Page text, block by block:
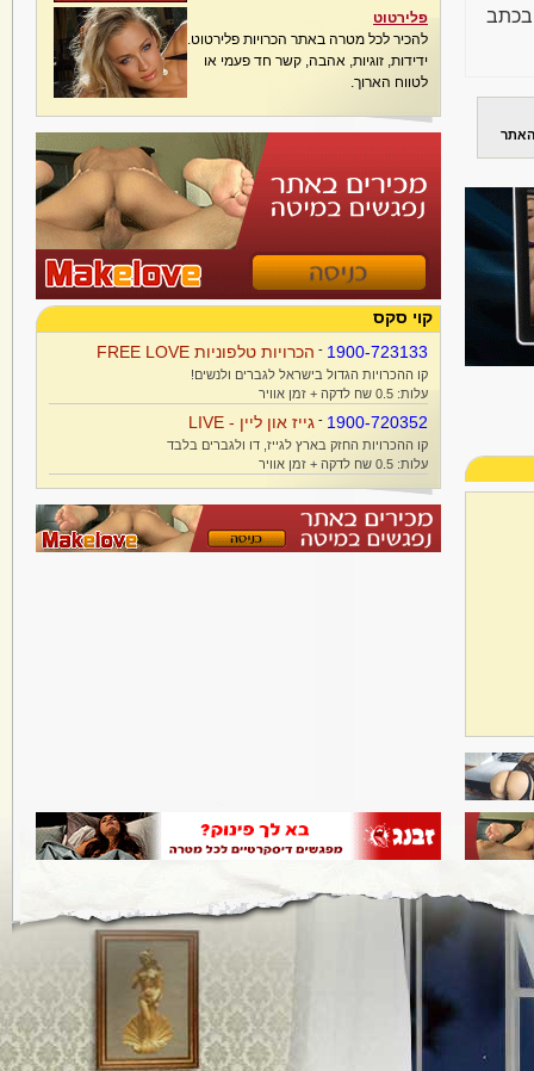
בכתב
האתר
פלירטוט
להכיר לכל מטרה באתר הכרויות פלירטוט.
ידידות, זוגיות, אהבה, קשר חד פעמי או
לטווח הארוך.
קוי סקס
1900-723133
- הכרויות טלפוניות FREE LOVE
קו ההכרויות הגדול בישראל לגברים ולנשים!
עלות: 0.5 שח לדקה + זמן אוויר
1900-720352
- גייז און ליין - LIVE
קו ההכרויות החזק בארץ לגייז, דו ולגברים בלבד
עלות: 0.5 שח לדקה + זמן אוויר